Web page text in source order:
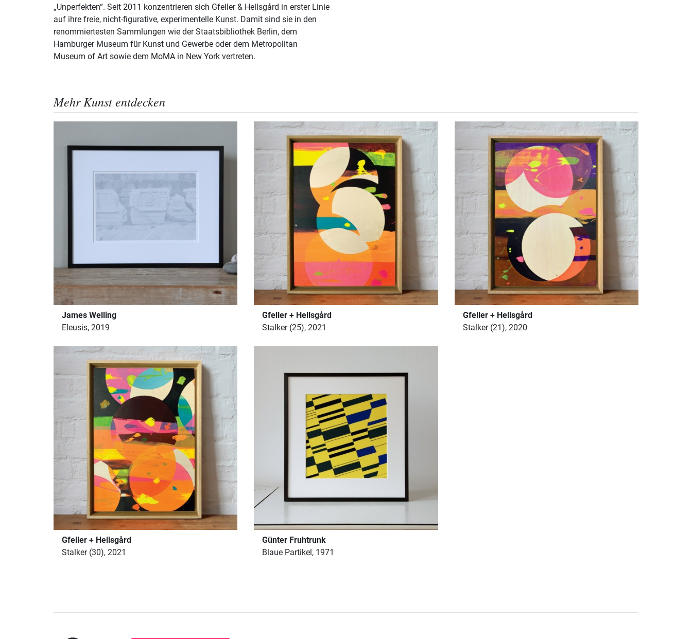
„Unperfekten“. Seit 2011 konzentrieren sich Gfeller & Hellsgård in erster Linie
auf ihre freie, nicht-figurative, experimentelle Kunst. Damit sind sie in den
renommiertesten Sammlungen wie der Staatsbibliothek Berlin, dem
Hamburger Museum für Kunst und Gewerbe oder dem Metropolitan
Museum of Art sowie dem MoMA in New York vertreten.
Mehr Kunst entdecken
James Welling
Eleusis, 2019
Gfeller + Hellsgård
Stalker (25), 2021
Gfeller + Hellsgård
Stalker (21), 2020
Gfeller + Hellsgård
Stalker (30), 2021
Günter Fruhtrunk
Blaue Partikel, 1971